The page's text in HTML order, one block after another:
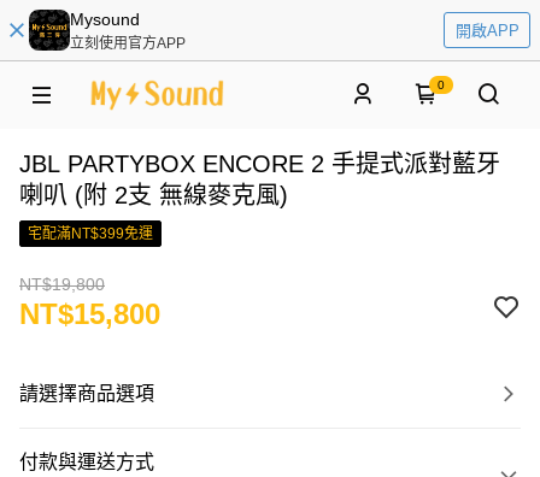
Mysound
立刻使用官方APP
開啟APP
0
JBL PARTYBOX ENCORE 2 手提式派對藍牙
喇叭 (附 2支 無線麥克風)
宅配滿NT$399免運
NT$19,800
NT$15,800
請選擇商品選項
付款與運送方式